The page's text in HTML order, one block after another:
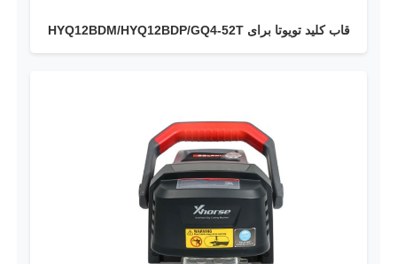
قاب کلید تویوتا برای HYQ12BDM/HYQ12BDP/GQ4-52T